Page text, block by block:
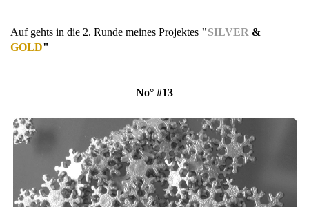
Auf gehts in die 2. Runde meines Projektes "SILVER &
GOLD"
No° #13